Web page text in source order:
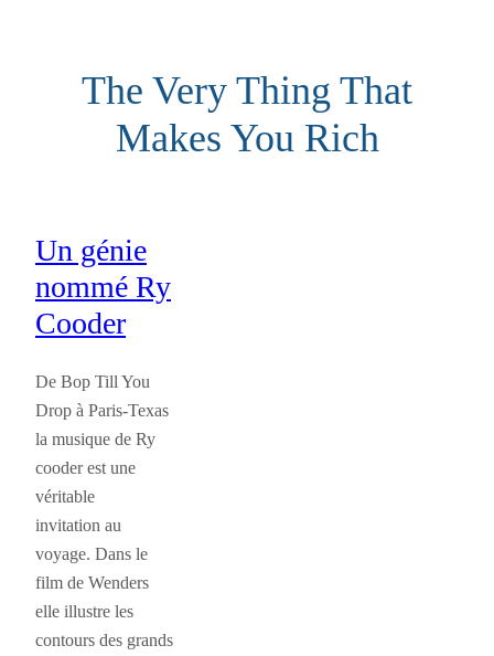
The Very Thing That
Makes You Rich
Un génie
nommé Ry
Cooder
De Bop Till You
Drop à Paris-Texas
la musique de Ry
cooder est une
véritable
invitation au
voyage. Dans le
film de Wenders
elle illustre les
contours des grands